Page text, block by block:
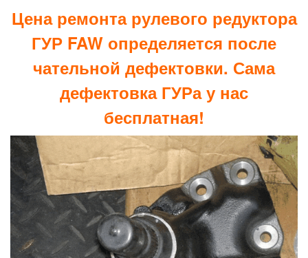
Цена ремонта рулевого редуктора
ГУР FAW определяется после
чательной дефектовки. Сама
дефектовка ГУРа у нас
бесплатная!